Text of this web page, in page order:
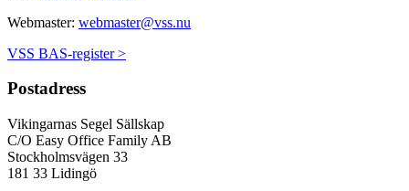
Webmaster: webmaster@vss.nu
VSS BAS-register >
Postadress
Vikingarnas Segel Sällskap
C/O Easy Office Family AB
Stockholmsvägen 33
181 33 Lidingö